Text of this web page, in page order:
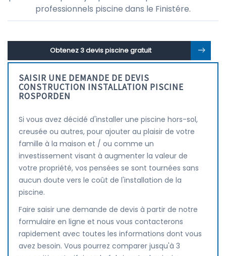
professionnels piscine dans le Finistére.
Obtenez 3 devis piscine gratuit
SAISIR UNE DEMANDE DE DEVIS
CONSTRUCTION INSTALLATION PISCINE
ROSPORDEN
Si vous avez décidé d'installer une piscine hors-sol,
creusée ou autres, pour ajouter au plaisir de votre
famille à la maison et / ou comme un
investissement visant à augmenter la valeur de
votre propriété, vos pensées se sont tournées sans
aucun doute vers le coût de l'installation de la
piscine.
Faire saisir une demande de devis à partir de notre
formulaire en ligne et nous vous contacterons
rapidement avec toutes les informations dont vous
avez besoin. Vous pourrez comparer jusqu'à 3